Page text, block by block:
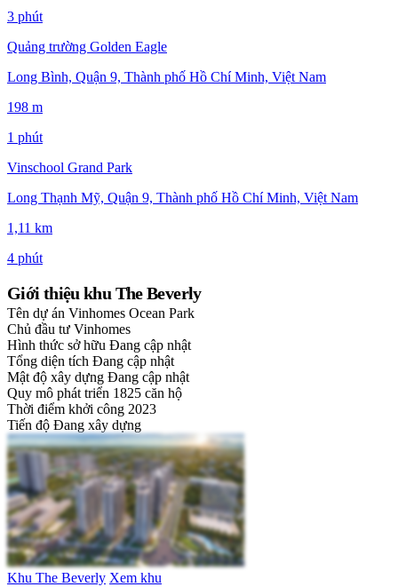
3 phút
Quảng trường Golden Eagle
Long Bình, Quận 9, Thành phố Hồ Chí Minh, Việt Nam
198 m
1 phút
Vinschool Grand Park
Long Thạnh Mỹ, Quận 9, Thành phố Hồ Chí Minh, Việt Nam
1,11 km
4 phút
Giới thiệu khu The Beverly
Tên dự án Vinhomes Ocean Park
Chủ đầu tư Vinhomes
Hình thức sở hữu Đang cập nhật
Tổng diện tích Đang cập nhật
Mật độ xây dựng Đang cập nhật
Quy mô phát triển 1825 căn hộ
Thời điểm khởi công 2023
Tiến độ Đang xây dựng
Khu The Beverly Xem khu